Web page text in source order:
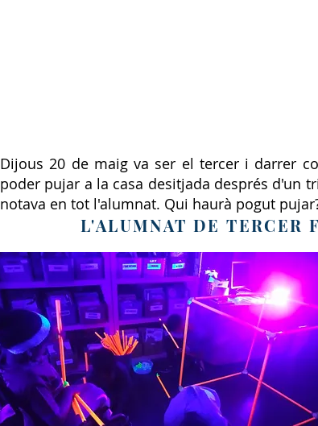
Dijous 20 de maig va ser el tercer i darrer
poder pujar a la casa desitjada després d'un
notava en tot l'alumnat. Qui haurà pogut
L'ALUMNAT DE TERCER